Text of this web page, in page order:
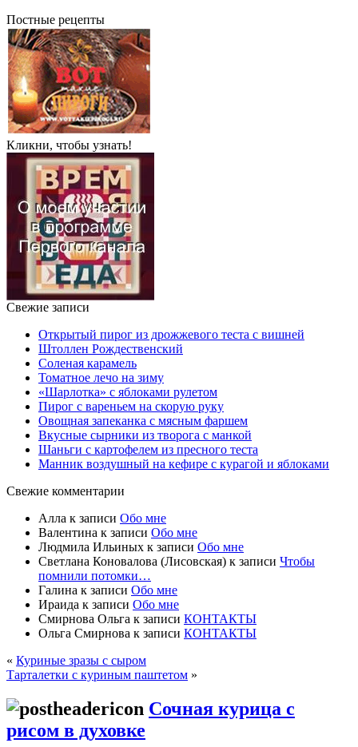
Постные рецепты
Кликни, чтобы узнать!
Свежие записи
Открытый пирог из дрожжевого теста с вишней
Штоллен Рождественский
Соленая карамель
Томатное лечо на зиму
«Шарлотка» с яблоками рулетом
Пирог с вареньем на скорую руку
Овощная запеканка с мясным фаршем
Вкусные сырники из творога с манкой
Шаньги с картофелем из пресного теста
Манник воздушный на кефире с курагой и яблоками
Свежие комментарии
Алла к записи Обо мне
Валентина к записи Обо мне
Людмила Ильиных к записи Обо мне
Светлана Коновалова (Лисовская) к записи Чтобы
помнили потомки…
Галина к записи Обо мне
Ираида к записи Обо мне
Смирнова Ольга к записи КОНТАКТЫ
Ольга Смирнова к записи КОНТАКТЫ
« Куриные зразы с сыром
Тарталетки с куриным паштетом »
Сочная курица с
рисом в духовке